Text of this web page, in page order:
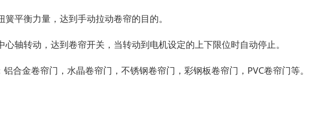
平衡力量，达到手动拉动卷帘的目的。
轴转动，达到卷帘开关，当转动到电机设定的上下限位时自动停止。
合金卷帘门，水晶卷帘门，不锈钢卷帘门，彩钢板卷帘门，PVC卷帘门等。